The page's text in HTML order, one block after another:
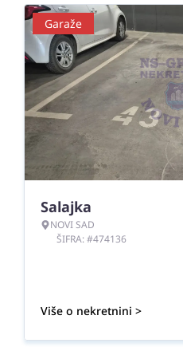
Garaže
Salajka
NOVI SAD
ŠIFRA: #474136
Više o nekretnini >